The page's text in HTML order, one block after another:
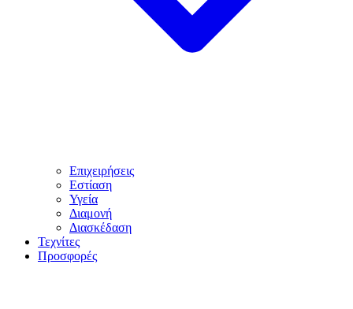
Επιχειρήσεις
Εστίαση
Υγεία
Διαμονή
Διασκέδαση
Τεχνίτες
Προσφορές